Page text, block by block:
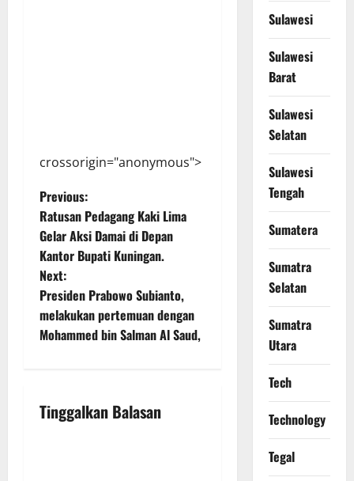
crossorigin="anonymous">
P
o
s
t
n
v
Previous:
Ratusan Pedagang Kaki Lima
Gelar Aksi Damai di Depan
Kantor Bupati Kuningan.
Next:
Presiden Prabowo Subianto,
melakukan pertemuan dengan
Mohammed bin Salman Al Saud,
Tinggalkan Balasan
Sulawesi
Sulawesi
Barat
Sulawesi
Selatan
Sulawesi
Tengah
Sumatera
Sumatra
Selatan
Sumatra
Utara
Tech
Technology
Tegal